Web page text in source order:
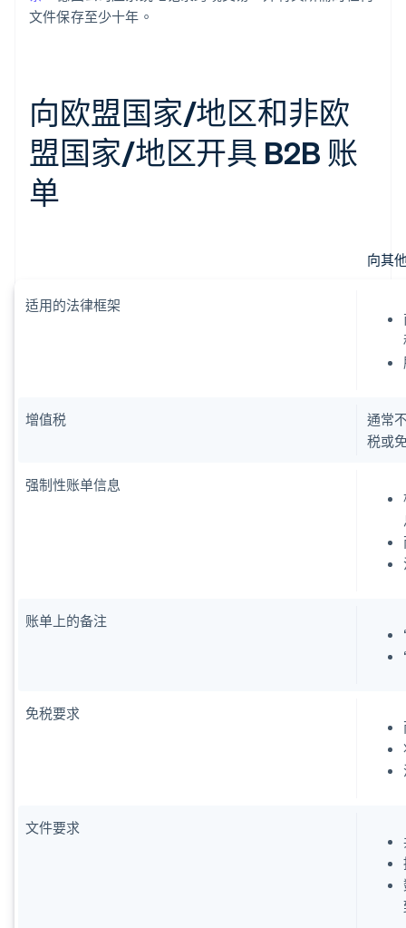
文件保存至少十年。
向欧盟国家/地区和非欧
盟国家/地区开具 B2B 账
单
向其
适用的法律框架
增值税
通常
税或
强制性账单信息
账单上的备注
免税要求
文件要求
阿联酋
奥地利
Deutsch